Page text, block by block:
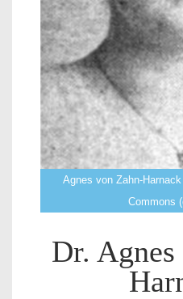
Agnes von Zahn-
Commons
Dr.